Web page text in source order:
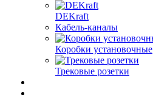
DEKraft
Кабель-каналы
Коробки установочные
Трековые розетки